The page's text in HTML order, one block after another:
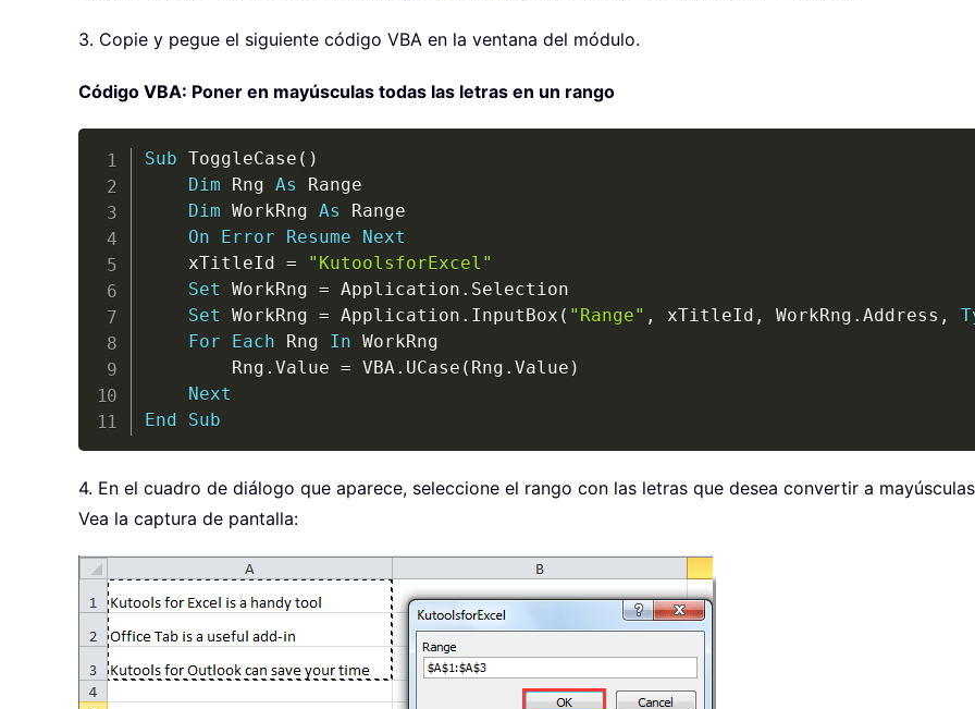
3. Copie y pegue el siguiente código VBA en la ventana del módulo.
Código VBA: Poner en mayúsculas todas las letras en un rango
Sub ToggleCase ( )
Dim Rng As Range
Dim WorkRng As Range
On
Error Resume
Next
	xTitleId
=
"KutoolsforExcel"
Set WorkRng = Application . Selection
Set WorkRng = Application . InputBox ( "Range" , xTitleId , WorkRng . Address ,
For
Each Rng In WorkRng
		Rng
. Value = VBA. UCase ( Rng . Value )
Next
End
Sub
4. En el cuadro de diálogo que aparece, seleccione el rango con las letras que desea convertir a
Vea la captura de pantalla: